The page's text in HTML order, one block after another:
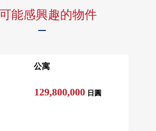
能感興趣的物件
公寓
129,800,000 日圓